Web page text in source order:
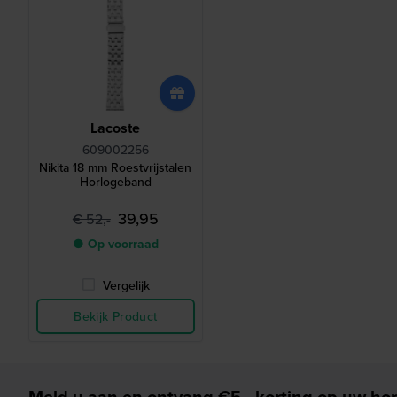
Lacoste
609002256
Nikita 18 mm Roestvrijstalen
Horlogeband
€ 52,- 39,95
● Op voorraad
Vergelijk
Bekijk Product